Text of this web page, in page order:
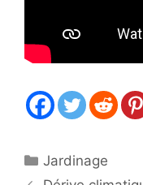
Catégories
Jardinage